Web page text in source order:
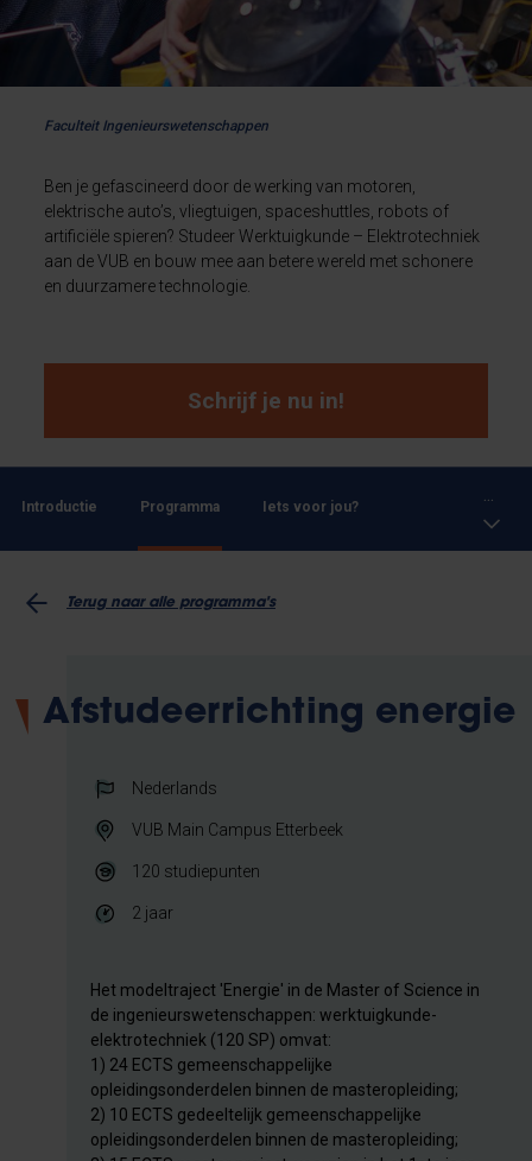
Faculteit Ingenieurswetenschappen
Ben je gefascineerd door de werking van motoren,
elektrische auto’s, vliegtuigen, spaceshuttles, robots of
artificiële spieren? Studeer Werktuigkunde – Elektrotechniek
aan de VUB en bouw mee aan betere wereld met schonere
en duurzamere technologie.
Schrijf je nu in!
Introductie Programma Iets voor jou?
Terug naar alle programma's
Afstudeerrichting energie
Nederlands
VUB Main Campus Etterbeek
120 studiepunten
2 jaar
Het modeltraject 'Energie' in de Master of Science in
de ingenieurswetenschappen: werktuigkunde-
elektrotechniek (120 SP) omvat:
1) 24 ECTS gemeenschappelijke
opleidingsonderdelen binnen de masteropleiding;
2) 10 ECTS gedeeltelijk gemeenschappelijke
opleidingsonderdelen binnen de masteropleiding;